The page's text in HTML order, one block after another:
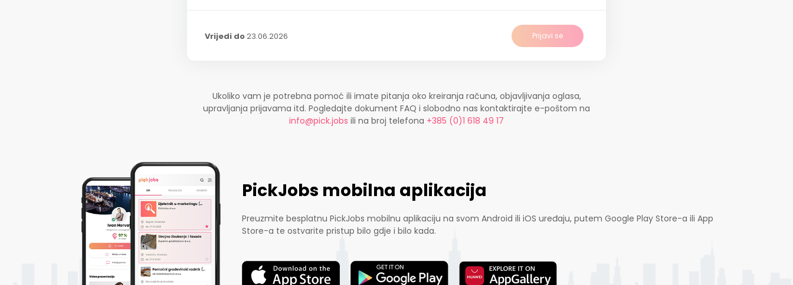
Vrijedi do23.06.2026 Prijavi se
Ukoliko vam je potrebna pomoć ili imate pitanja oko kreiranja računa, objavljivanja oglasa,
upravljanja prijavama itd. Pogledajte dokument FAQ i slobodno nas kontaktirajte e-poštom na
info@pick.jobs ili na broj telefona +385 (0)1 618 49 17
PickJobs mobilna aplikacija
Preuzmite besplatnu PickJobs mobilnu aplikaciju na svom Android ili iOS uređaju, putem Google Play Store-a ili App
Store-a te ostvarite pristup bilo gdje i bilo kada.